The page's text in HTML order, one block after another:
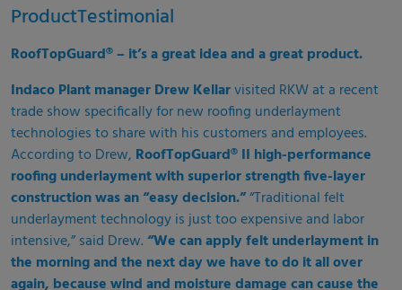
ProductTestimonial
RoofTopGuard® – it’s a great idea and a great product.
Indaco Plant manager Drew Kellarvisited RKW at a recent
trade show specifically for new roofing underlayment
technologies to share with his customers and employees.
According to Drew, RoofTopGuard®II high-performance
roofing underlayment with superior strength five-layer
construction was an “easy decision.”“Traditional felt
underlayment technology is just too expensive and labor
intensive,” said Drew.“We can apply felt underlayment in
the morning and the next day we have to do it all over
again, because wind and moisture damage can cause the